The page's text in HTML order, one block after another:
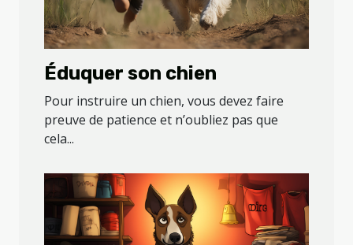
Éduquer son chien
Pour instruire un chien, vous devez faire
preuve de patience et n’oubliez pas que
cela...